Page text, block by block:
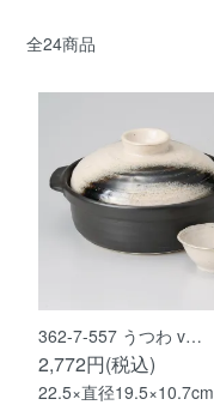
全24商品
362-7-557 うつわ v…
2,772円(税込)
22.5×直径19.5×10.7cm